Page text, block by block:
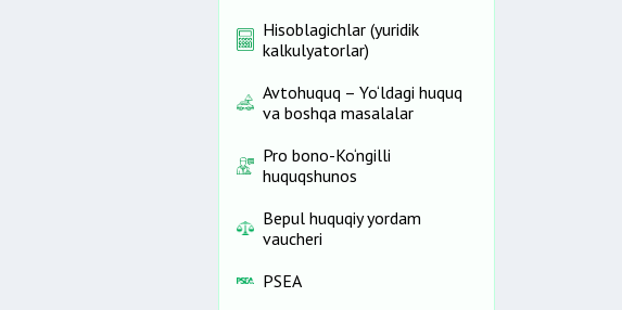
Hisoblagichlar (yuridik
kalkulyatorlar)
Avtohuquq – Yo‘ldagi huquq
va boshqa masalalar
Pro bono-Ko‘ngilli
huquqshunos
Bepul huquqiy yordam
vaucheri
PSEA